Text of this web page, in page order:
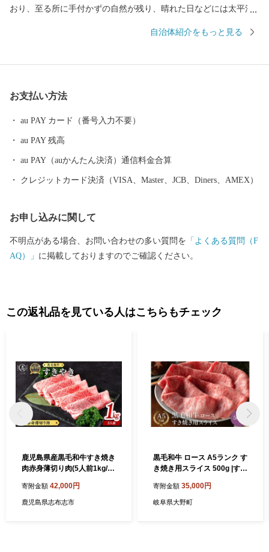
おり、至る所に手付かずの自然が残り、晴れた日などには太平洋
の高原では、里から登ってきた牛たちが放牧されのどかに草を食
の墓地が残っており、その他にも坂本龍馬や東津野出身の吉村虎
太郎たちが脱藩するために通った道が、昔の趣を残したまま維新
自治体紹介をもっと見る
お支払い方法
au PAY カード（番号入力不要）
au PAY 残高
au PAY（auかんたん決済）通信料金合算
クレジットカード決済（VISA、Master、JCB、Diners、AMEX）
お申し込みに関して
不明点がある場合、お問い合わせの多い質問を 「よくある質問（F
AQ）」 に掲載しておりますのでご確認ください。
この返礼品を見ている人はこちらもチェック
鹿児島県産黒毛和牛すき焼き
肉赤身薄切り肉(5人前1kg/50
国産 日本一 スライス すき焼
き しゃぶしゃぶ 薄切り 赤身
寄附金額 42,000円
鹿児島県志布志市
黒毛和牛 ロース A5ランク す
き焼き用スライス 500g |すき
牛 牛 お取り寄せグルメ 高級
お肉 肉
寄附金額 35,000円
岐阜県大野町